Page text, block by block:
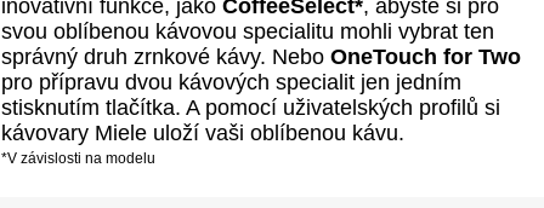
inovativní funkce, jako CoffeeSelect*, abyste si pro
svou oblíbenou kávovou specialitu mohli vybrat ten
správný druh zrnkové kávy. Nebo OneTouch for Two
pro přípravu dvou kávových specialit jen jedním
stisknutím tlačítka. A pomocí uživatelských profilů si
kávovary Miele uloží vaši oblíbenou kávu.
*V závislosti na modelu